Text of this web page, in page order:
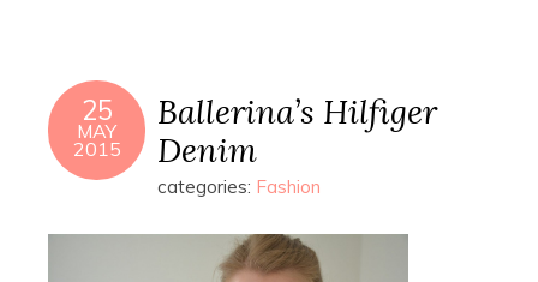
25
MAY
2015
Ballerina’s Hilfiger
Denim
categories: Fashion